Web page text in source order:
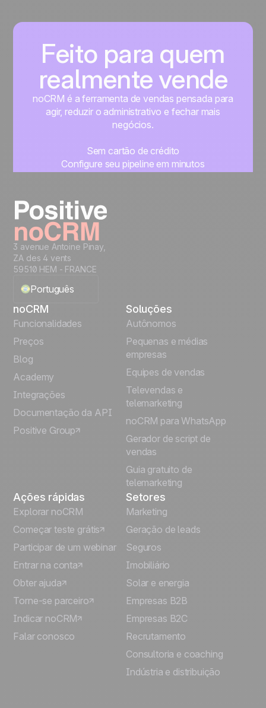
Feito para quem
realmente vende
noCRM é a ferramenta de vendas pensada para
agir, reduzir o administrativo e fechar mais
negócios.
Sem cartão de crédito
Configure seu pipeline em minutos
3 avenue Antoine Pinay,
ZA des 4 vents
59510 HEM - FRANCE
Português
English
Français
Español
Italiano
Deutsch
noCRM
Funcionalidades
Preços
Blog
Academy
Integrações
Documentação da API
Positive Group
Soluções
Autônomos
Pequenas e médias
empresas
Equipes de vendas
Televendas e
telemarketing
noCRM para WhatsApp
Gerador de script de
vendas
Guia gratuito de
telemarketing
Ações rápidas
Explorar noCRM
Começar teste grátis
Participar de um webinar
Entrar na conta
Obter ajuda
Torne-se parceiro
Indicar noCRM
Falar conosco
Setores
Marketing
Geração de leads
Seguros
Imobiliário
Solar e energia
Empresas B2B
Empresas B2C
Recrutamento
Consultoria e coaching
Indústria e distribuição